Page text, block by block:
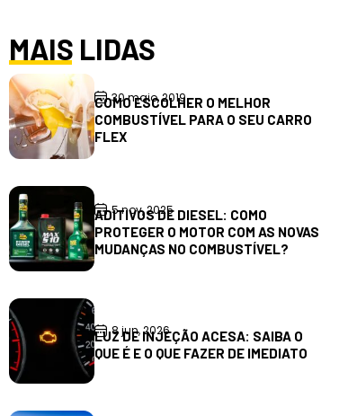
MAIS LIDAS
30 maio, 2019
COMO ESCOLHER O MELHOR
COMBUSTÍVEL PARA O SEU CARRO
FLEX
5 nov, 2025
ADITIVOS DE DIESEL: COMO
PROTEGER O MOTOR COM AS NOVAS
MUDANÇAS NO COMBUSTÍVEL?
8 jun, 2026
LUZ DE INJEÇÃO ACESA: SAIBA O
QUE É E O QUE FAZER DE IMEDIATO